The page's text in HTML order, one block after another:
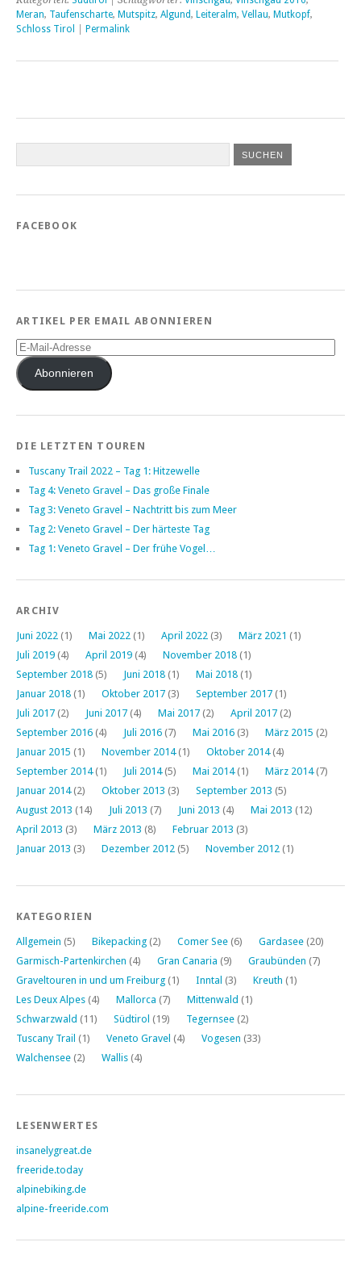
Meran, Taufenscharte, Mutspitz, Algund, Leiteralm, Vellau, Mutkopf,
Schloss Tirol
Permalink
FACEBOOK
ARTIKEL PER EMAIL ABONNIEREN
E-
Mail-
AdresseAbonnieren
DIE LETZTEN TOUREN
Tuscany Trail 2022 – Tag 1: Hitzewelle
Tag 4: Veneto Gravel – Das große Finale
Tag 3: Veneto Gravel – Nachtritt bis zum Meer
Tag 2: Veneto Gravel – Der härteste Tag
Tag 1: Veneto Gravel – Der frühe Vogel…
ARCHIV
Juni 2022 (1) Mai 2022 (1) April 2022 (3) März 2021 (1)
Juli 2019 (4) April 2019 (4) November 2018 (1)
September 2018 (5) Juni 2018 (1) Mai 2018 (1)
Januar 2018 (1) Oktober 2017 (3) September 2017 (1)
Juli 2017 (2) Juni 2017 (4) Mai 2017 (2) April 2017 (2)
September 2016 (4) Juli 2016 (7) Mai 2016 (3) März 2015 (2)
Januar 2015 (1) November 2014(1) Oktober 2014(4)
September 2014(1) Juli 2014(5) Mai 2014(1) März 2014(7)
Januar 2014(2) Oktober 2013 (3) September 2013 (5)
August 2013 (14) Juli 2013 (7) Juni 2013 (4) Mai 2013 (12)
April 2013 (3) März 2013 (8) Februar 2013 (3)
Januar 2013 (3) Dezember 2012 (5) November 2012 (1)
KATEGORIEN
Allgemein (5) Bikepacking (2) Comer See (6) Gardasee (20)
Garmisch-Partenkirchen (4) Gran Canaria (9) Graubünden (7)
Graveltouren in und um Freiburg (1) Inntal (3) Kreuth (1)
Les Deux Alpes (4) Mallorca (7) Mittenwald (1)
Schwarzwald (11) Südtirol (19) Tegernsee (2)
Tuscany Trail (1) Veneto Gravel (4) Vogesen (33)
Walchensee (2) Wallis (4)
LESENWERTES
insanelygreat.de
freeride.today
alpinebiking.de
alpine-freeride.com